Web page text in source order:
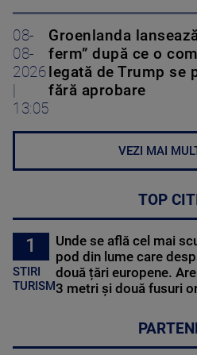
08-
08-
2026
13:05
Groenlanda
ferm” după ce o
legată de Trump se
fără aprobare
VEZI MAI
TOP
1
STIRI
TURISM
Unde se află cel mai
pod din lume care
două țări europene.
3 metri și două fusuri